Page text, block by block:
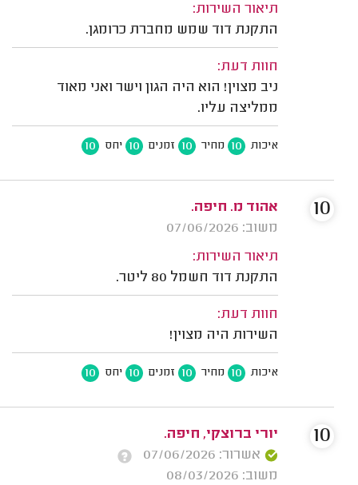
תיאור השירות:
התקנת דוד שמש מחברת כרומגן.
חוות דעת:
ניב מצוין! הוא היה הגון וישר ואני מאוד
ממליצה עליו.
איכות 10 מחיר 10 זמנים 10 יחס 10
אהוד מ. חיפה.
משוב: 07/06/2026
תיאור השירות:
התקנת דוד חשמל 80 ליטר.
חוות דעת:
השירות היה מצוין!
איכות 10 מחיר 10 זמנים 10 יחס 10
10
יורי ברוצקי, חיפה.
אשרור: 07/06/2026
משוב: 08/03/2026
10